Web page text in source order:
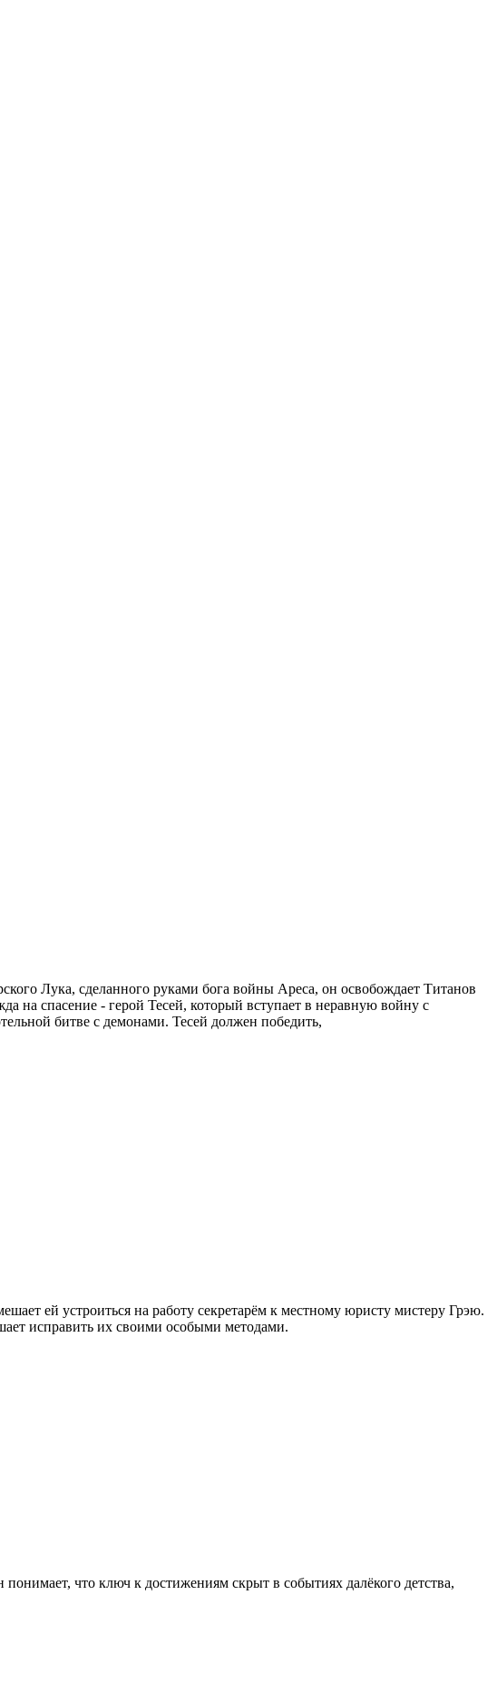
Лука, сделанного руками бога войны Ареса, он освобождает Титанов
на спасение - герой Тесей, который вступает в неравную войну с
битве с демонами. Тесей должен победить,
ей устроиться на работу секретарём к местному юристу мистеру Грэю.
исправить их своими особыми методами.
что ключ к достижениям скрыт в событиях далёкого детства,